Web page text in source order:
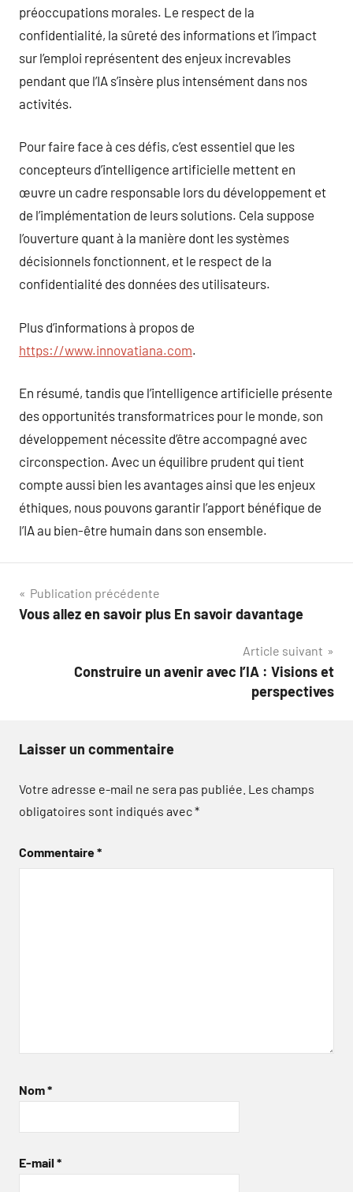
préoccupations morales. Le respect de la
confidentialité, la sûreté des informations et l’impact
sur l’emploi représentent des enjeux increvables
pendant que l’IA s’insère plus intensément dans nos
activités.
Pour faire face à ces défis, c’est essentiel que les
concepteurs d’intelligence artificielle mettent en
œuvre un cadre responsable lors du développement et
de l’implémentation de leurs solutions. Cela suppose
l’ouverture quant à la manière dont les systèmes
décisionnels fonctionnent, et le respect de la
confidentialité des données des utilisateurs.
Plus d’informations à propos de
https://www.innovatiana.com.
En résumé, tandis que l’intelligence artificielle présente
des opportunités transformatrices pour le monde, son
développement nécessite d’être accompagné avec
circonspection. Avec un équilibre prudent qui tient
compte aussi bien les avantages ainsi que les enjeux
éthiques, nous pouvons garantir l’apport bénéfique de
l’IA au bien-être humain dans son ensemble.
Navigation
de
Publication précédente
Vous allez en savoir plus En savoir davantage
Article suivant
Construire un avenir avec l’IA : Visions et
perspectives
Laisser un commentaire
Votre adresse e-mail ne sera pas publiée. Les champs
obligatoires sont indiqués avec*
Commentaire*
Nom*
E-mail *